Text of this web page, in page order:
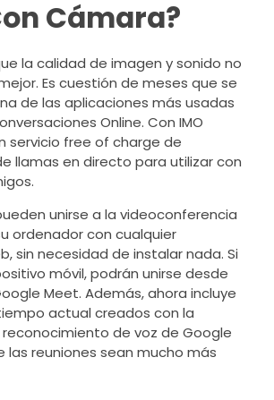
Cámara?
la calidad de imagen y sonido no
Es cuestión de meses que se
de las aplicaciones más usadas
Online. Con IMO
servicio free of charge de
llamas en directo para utilizar con
unirse a la videoconferencia
ordenador con cualquier
sin necesidad de instalar nada. Si
móvil, podrán unirse desde
Meet. Además, ahora incluye
actual creados con la
de voz de Google
las reuniones sean mucho más